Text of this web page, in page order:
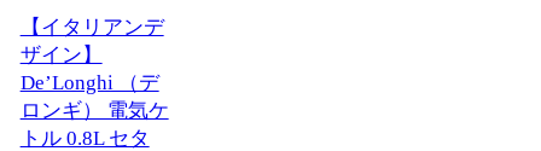
【イタリアンデ
ザイン】
De’Longhi （デ
ロンギ） 電気ケ
トル 0.8L セタ